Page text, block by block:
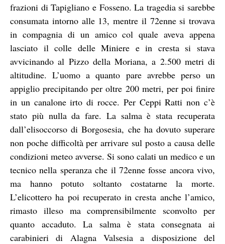
frazioni di Tapigliano e Fosseno. La tragedia si sarebbe
consumata intorno alle 13, mentre il 72enne si trovava
in compagnia di un amico col quale aveva appena
lasciato il colle delle Miniere e in cresta si stava
avvicinando al Pizzo della Moriana, a 2.500 metri di
altitudine. L’uomo a quanto pare avrebbe perso un
appiglio precipitando per oltre 200 metri, per poi finire
in un canalone irto di rocce. Per Ceppi Ratti non c’è
stato più nulla da fare. La salma è stata recuperata
dall’elisoccorso di Borgosesia, che ha dovuto superare
non poche difficoltà per arrivare sul posto a causa delle
condizioni meteo avverse. Si sono calati un medico e un
tecnico nella speranza che il 72enne fosse ancora vivo,
ma hanno potuto soltanto costatarne la morte.
L’elicottero ha poi recuperato in cresta anche l’amico,
rimasto illeso ma comprensibilmente sconvolto per
quanto accaduto. La salma è stata consegnata ai
carabinieri di Alagna Valsesia a disposizione del